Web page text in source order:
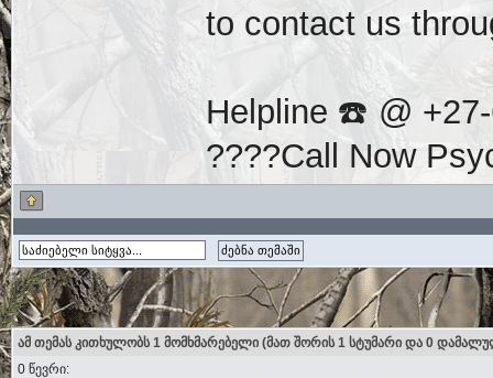
to contact us
Helpline ☎️ @
????Call Now
ამ თემას კითხულობს 1 მომხმარებელი (მათ შორის 1 სტუმარი და 0
0 წევრი: